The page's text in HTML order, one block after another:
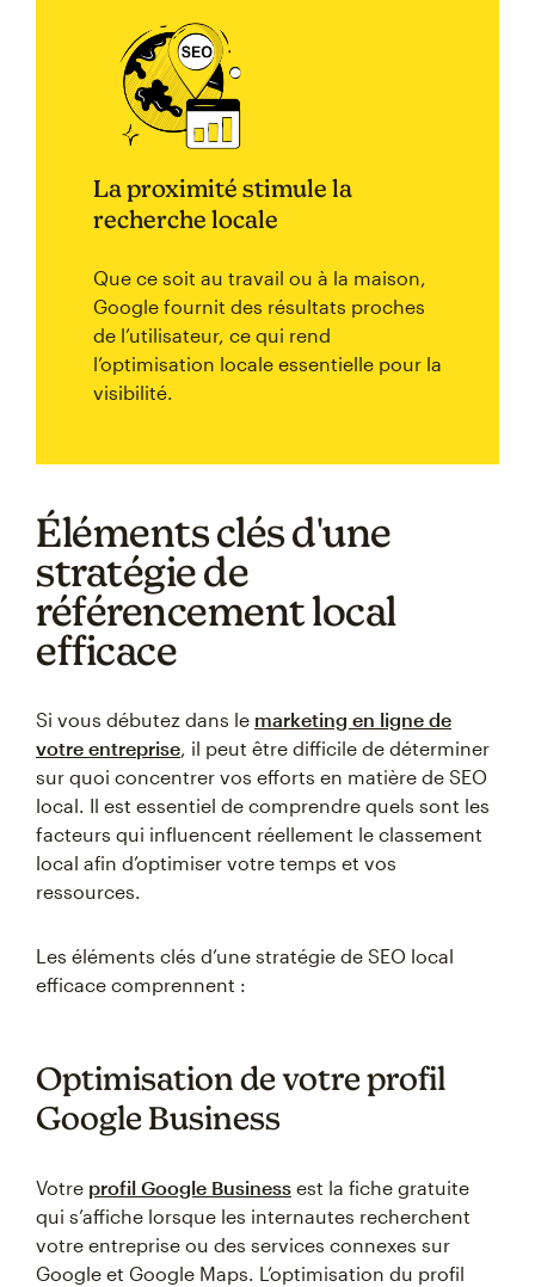
La proximité stimule la
recherche locale
Que ce soit au travail ou à la maison,
Google fournit des résultats proches
de l’utilisateur, ce qui rend
l’optimisation locale essentielle pour la
visibilité.
Éléments clés d'une
stratégie de
référencement local
efficace
Si vous débutez dans le marketing en ligne de
votre entreprise, il peut être difficile de déterminer
sur quoi concentrer vos efforts en matière de SEO
local. Il est essentiel de comprendre quels sont les
facteurs qui influencent réellement le classement
local afin d’optimiser votre temps et vos
ressources.
Les éléments clés d’une stratégie de SEO local
efficace comprennent :
Optimisation de votre profil
Google Business
Votre profil Google Business est la fiche gratuite
qui s’affiche lorsque les internautes recherchent
votre entreprise ou des services connexes sur
Google et Google Maps. L’optimisation du profil